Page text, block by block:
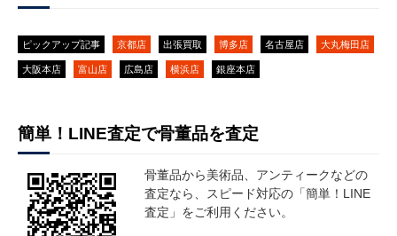
ピックアップ記事 京都店 出張買取 博多店 名古屋店 大丸梅田店
大阪本店 富山店 広島店 横浜店 銀座本店
簡単！LINE査定で骨董品を査定
骨董品から美術品、アンティークなどの
査定なら、スピード対応の「簡単！LINE
査定」をご利用ください。